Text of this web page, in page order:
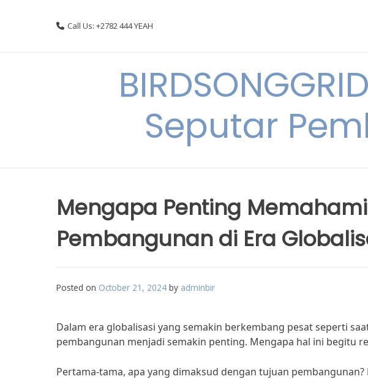
Call Us: +2782 444 YEAH
Seputar
Mengapa Penting
Pembangunan di Era
Posted on October 21, 2024 by adminbir
Dalam era globalisasi yang semakin berkembang pesat seperti
pembangunan menjadi semakin penting. Mengapa hal ini begitu
Pertama-tama, apa yang dimaksud dengan tujuan